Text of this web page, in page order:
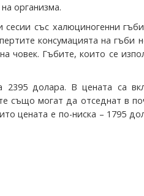
организма.
със халюциногенни
консумацията на гъби
човек. Гъбите, които се
2395 долара. В цената са
също могат да отседнат в
цената е по-ниска – 1795